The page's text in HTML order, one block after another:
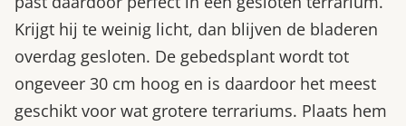
Krijgt hij te weinig licht, dan blijven de bladeren
overdag gesloten. De gebedsplant wordt tot
ongeveer 30 cm hoog en is daardoor het meest
geschikt voor wat grotere terrariums. Plaats hem